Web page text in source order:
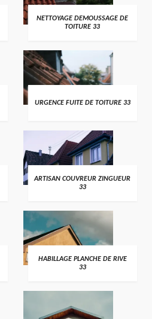
NETTOYAGE DEMOUSSAGE DE
TOITURE 33
URGENCE FUITE DE TOITURE 33
ARTISAN COUVREUR ZINGUEUR
33
HABILLAGE PLANCHE DE RIVE
33